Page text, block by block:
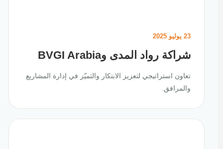
23 يوليو 2025
شراكة رواد المدى وBVGI Arabia
تعاون استراتيجي لتعزيز الابتكار والتميّز في إدارة المشاريع
والمرافق.